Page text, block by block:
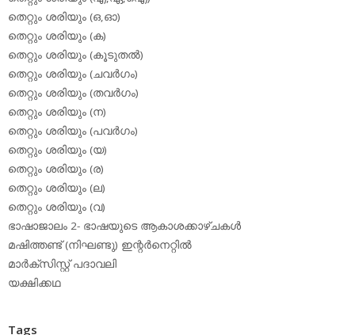
തെറ്റും ശരിയും (ഒ,ഓ)
തെറ്റും ശരിയും (ക)
തെറ്റും ശരിയും (കൂടുതല്‍)
തെറ്റും ശരിയും (ചവര്‍ഗം)
തെറ്റും ശരിയും (തവര്‍ഗം)
തെറ്റും ശരിയും (ന)
തെറ്റും ശരിയും (പവര്‍ഗം)
തെറ്റും ശരിയും (യ)
തെറ്റും ശരിയും (ര)
തെറ്റും ശരിയും (ല)
തെറ്റും ശരിയും (വ)
ഭാഷാജാലം 2- ഭാഷയുടെ ആകാശക്കാഴ്ചകള്‍
മഷിത്തണ്ട് (നിഘണ്ടു) ഇന്റര്‍നെറ്റില്‍
മാര്‍ക്‌സിസ്റ്റ് പദാവലി
യക്ഷിക്കഥ
Tags